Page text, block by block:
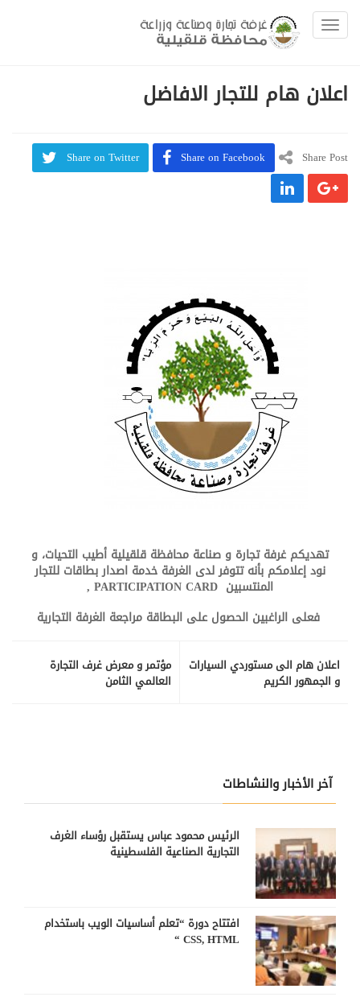
Toggle navigation
اعلان هام للتجار الافاضل
Share Post
Share on Facebook
Share on Twitter
تهديكم غرفة تجارة و صناعة محافظة قلقيلية أطيب التحيات، و
نود إعلامكم بأنه تتوفر لدى الغرفة خدمة اصدار بطاقات للتجار
المنتسبين PARTICIPATION CARD ,
فعلى الراغبين الحصول على البطاقة مراجعة الغرفة التجارية
مؤتمر و معرض غرف التجارة
العالمي الثامن
اعلان هام الى مستوردي السيارات
و الجمهور الكريم
آخر الأخبار والنشاطات
الرئيس محمود عباس يستقبل رؤساء الغرف
التجارية الصناعية الفلسطينية
افتتاح دورة “تعلم أساسيات الويب باستخدام
CSS, HTML “